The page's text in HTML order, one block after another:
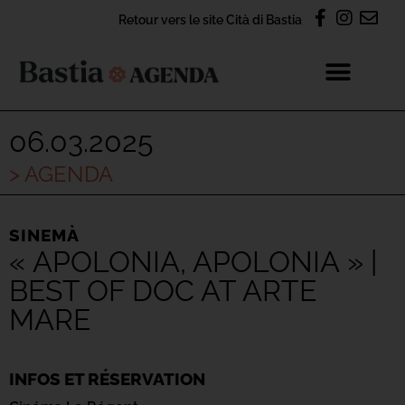
Retour vers le site Cità di Bastia
06.03.2025
> AGENDA
SINEMÀ
« APOLONIA, APOLONIA » |
BEST OF DOC AT ARTE
MARE
INFOS ET RÉSERVATION